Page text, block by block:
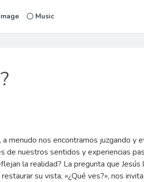
Music
a menudo nos encontramos juzgando y
de nuestros sentidos y experiencias
la realidad? La pregunta que
su vista, «¿Qué ves?», nos